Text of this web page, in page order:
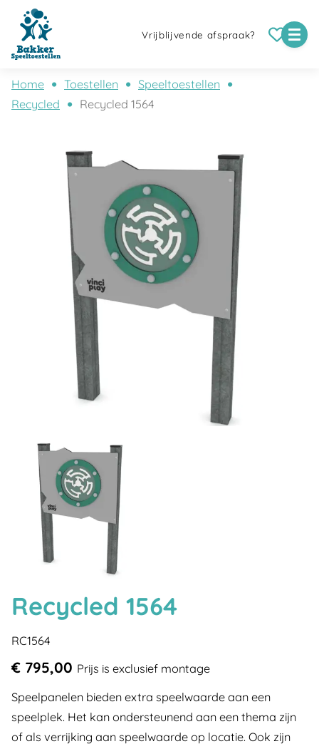
Vrijblijvende afspraak?
Home Toestellen
Speeltoestellen
Recycled
Recycled 1564
Recycled 1564
RC1564
€ 795,00 Prijs is exclusief montage
Speelpanelen bieden extra speelwaarde aan een
speelplek. Het kan ondersteunend aan een thema zijn
of als verrijking aan speelwaarde op locatie. Ook zijn